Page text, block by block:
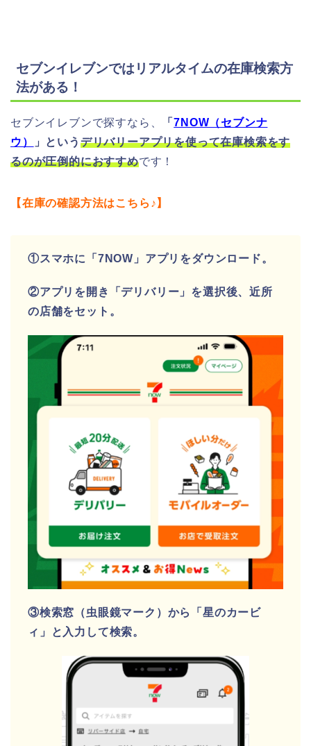
セブンイレブンではリアルタイムの在庫検索方
法がある！
セブンイレブンで探すなら、 「7NOW（セブンナ
ウ）
」という デリバリーアプリを使って在庫検索をす
るのが圧倒的におすすめです！
【在庫の確認方法はこちら♪】
①スマホに「7NOW」アプリをダウンロード。
②アプリを開き「デリバリー」を選択後、近所
の店舗をセット。
③検索窓（虫眼鏡マーク）から「星のカービ
ィ」と入力して検索。